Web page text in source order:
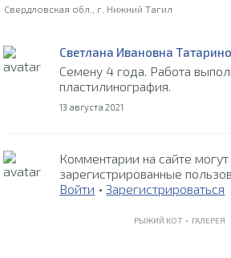
Свердловская обл., г. Нижний Тагил
Светлана Ивановна
Семену 4 года. Работа
пластилинография.
13 августа 2021
Комментарии на сайте могут
зарегистрированные
Войти •Зарегистрироваться
РЫЖИЙ КОТ • ГАЛЕРЕЯ